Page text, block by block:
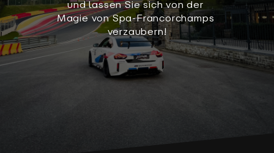
und lassen Sie sich von der
Magie von Spa-Francorchamps
verzaubern!